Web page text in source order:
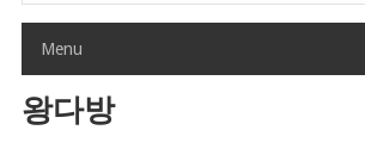
Menu
왕다방